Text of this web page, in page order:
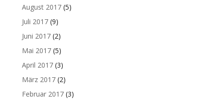
August 2017(5)
Juli 2017(9)
Juni 2017(2)
Mai 2017(5)
April 2017(3)
März 2017(2)
Februar 2017(3)